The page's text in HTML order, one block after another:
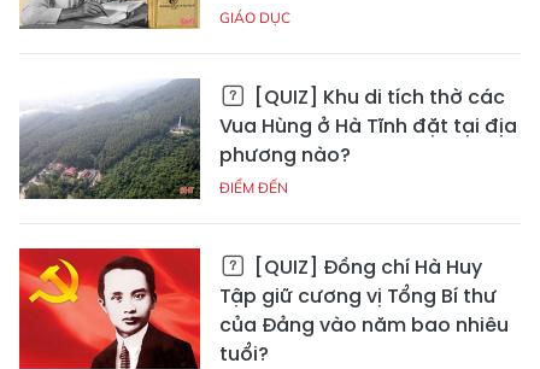
GIÁO DỤC
[QUIZ] Khu di tích thờ các
Vua Hùng ở Hà Tĩnh đặt tại địa
phương nào?
ĐIỂM ĐẾN
[QUIZ] Đồng chí Hà Huy
Tập giữ cương vị Tổng Bí thư
của Đảng vào năm bao nhiêu
tuổi?